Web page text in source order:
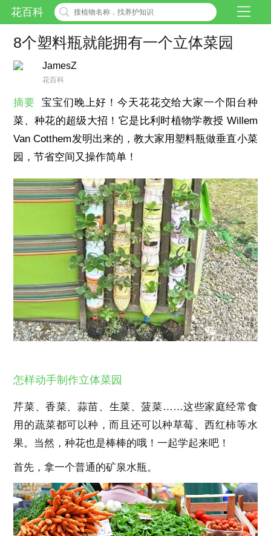
花百科
8个塑料瓶就能拥有一个立体菜园
JamesZ
花百科
摘要
宝宝们晚上好！今天花花交给大家一个阳台种
菜、种花的超级大招！它是比利时植物学教授 Willem
Van Cotthem发明出来的，教大家用塑料瓶做垂直小菜
园，节省空间又操作简单！
怎样动手制作立体菜园
芹菜、香菜、蒜苗、生菜、菠菜……这些家庭经常食
用的蔬菜都可以种，而且还可以种草莓、西红柿等水
果。当然，种花也是棒棒的哦！一起学起来吧！
首先，拿一个普通的矿泉水瓶。